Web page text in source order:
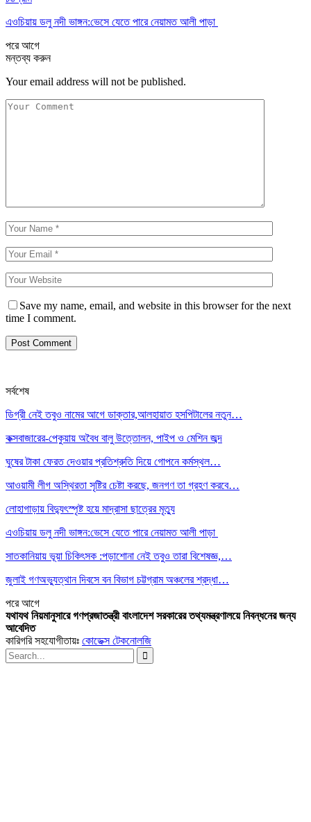
এওচিয়ায় ডলু নদী ভাঙ্গন:ভেসে যেতে পারে নেয়ামত আলী পাড়া
পরেআগে
মন্তব্য করুন
Your email address will not be published.
Save my name, email, and website in this browser for the next
time I comment.
সর্বশেষ
ডিগ্রী নেই তবুও নামের আগে ডাক্তার,আলহায়াত হসপিটালের নতুন…
কক্সবাজারের-পেকুয়ায় অবৈধ বালু উত্তোলন, পাইপ ও মেশিন জব্দ
ঘুষের টাকা ফেরত দেওয়ার প্রতিশ্রুতি দিয়ে গোপনে কর্মস্থল…
আওয়ামী লীগ অস্থিরতা সৃষ্টির চেষ্টা করছে, জনগণ তা গ্রহণ করবে…
লোহাগাড়ায় বিদ্যুৎস্পৃষ্ট হয়ে মাদ্রাসা ছাত্রের মৃত্যু
এওচিয়ায় ডলু নদী ভাঙ্গন:ভেসে যেতে পারে নেয়ামত আলী পাড়া
সাতকানিয়ায় ভূয়া চিকিৎসক :পড়াশোনা নেই তবুও তারা বিশেষজ্ঞ,…
জুলাই গণঅভ্যুত্থান দিবসে বন বিভাগ চট্টগ্রাম অঞ্চলের শ্রদ্ধা…
পরেআগে
যথাযথ নিয়মানুসারে গণপ্রজাতন্ত্রী বাংলাদেশ সরকারের তথ্যমন্ত্রণালয়ে নিবন্ধনের জন্য
আবেদিত
কারিগরি সহযোগীতায়ঃ কোডেক্স টেকনোলজি